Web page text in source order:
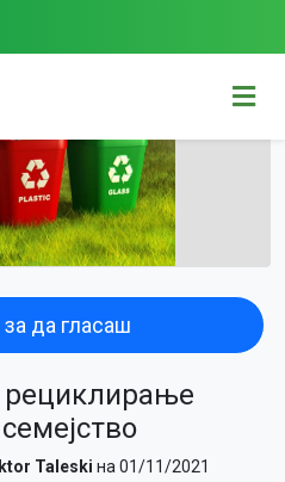
за да гласаш
рециклирање
Taleski на 01/11/2021